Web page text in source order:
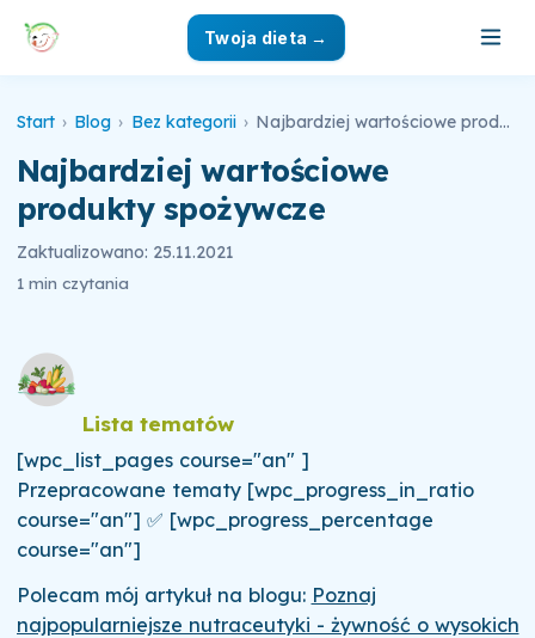
Twoja dieta →
Start › Blog › Bez kategorii › Najbardziej wartościowe produkty spożywcze
Najbardziej wartościowe
produkty spożywcze
Zaktualizowano: 25.11.2021
1 min czytania
Lista tematów
[wpc_list_pages course="an" ]
Przepracowane tematy [wpc_progress_in_ratio
course="an"] ✅ [wpc_progress_percentage
course="an"]
Polecam mój artykuł na blogu: Poznaj
najpopularniejsze nutraceutyki - żywność o wysokich